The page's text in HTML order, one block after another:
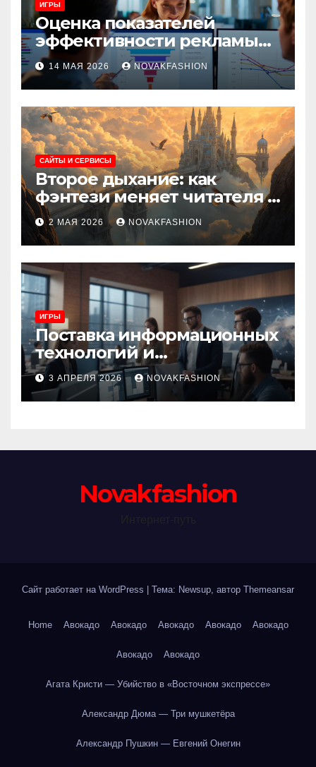
ИГРЫ
Оценка показателей
эффективности рекламы
при атрибуции
множественных точек
касания
14 МАЯ 2026 NOVAKFASHION
САЙТЫ И СЕРВИСЫ
Второе дыхание: как
фэнтези меняет читателя и
культуру
2 МАЯ 2026 NOVAKFASHION
ИГРЫ
Поставка информационных
технологий и
инновационные решения
3 АПРЕЛЯ 2026 NOVAKFASHION
Novakfashion
Сайт работает на WordPress Тема: Newsup, автор Themeansar
Home Авокадо Авокадо Авокадо Авокадо Авокадо
Авокадо Авокадо
Агата Кристи — Убийство в «Восточном экспрессе»
Александр Дюма — Три мушкетёра
Александр Пушкин — Евгений Онегин